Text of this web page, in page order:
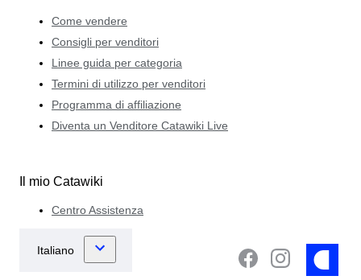
Come vendere
Consigli per venditori
Linee guida per categoria
Termini di utilizzo per venditori
Programma di affiliazione
Diventa un Venditore Catawiki Live
Il mio Catawiki
Centro Assistenza